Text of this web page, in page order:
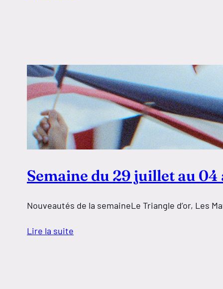
Semaine du 29 juillet au 04
Nouveautés de la semaineLe Triangle d’or, Les
Lire la suite